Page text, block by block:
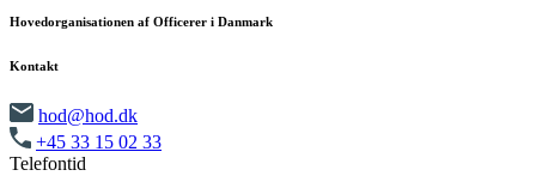
Hovedorganisationen af Officerer i Danmark
Kontakt
hod@hod.dk
+45 33 15 02 33
Telefontid